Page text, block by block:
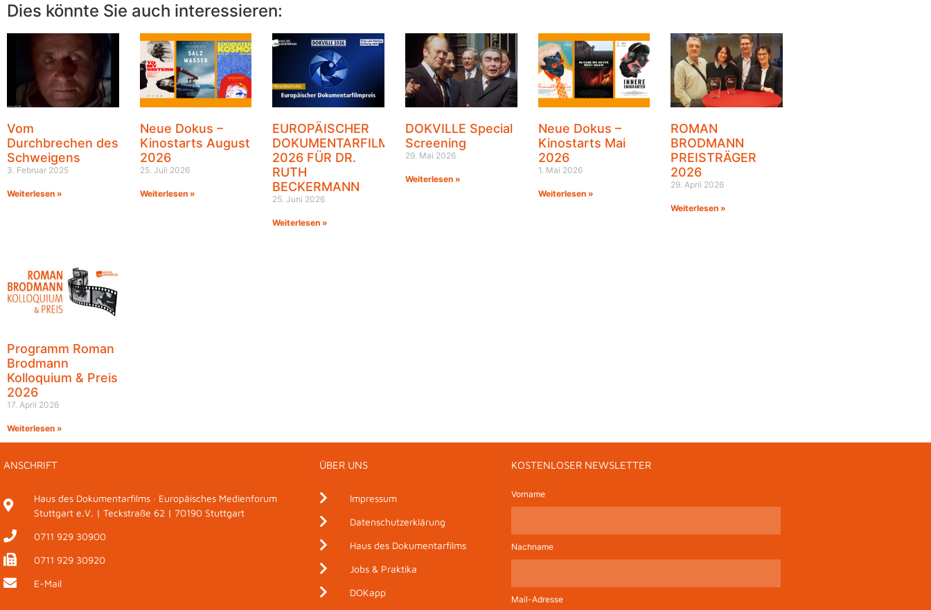
Dies könnte Sie auch interessieren:
Vom
Durchbrechen des
Schweigens
3. Februar 2025
Weiterlesen »
Neue Dokus –
Kinostarts August
2026
25. Juli 2026
Weiterlesen »
EUROPÄISCHER
DOKUMENTARFILMPREIS
2026 FÜR DR.
RUTH
BECKERMANN
25. Juni 2026
Weiterlesen »
DOKVILLE Special
Screening
29. Mai 2026
Weiterlesen »
Neue Dokus –
Kinostarts Mai
2026
1. Mai 2026
Weiterlesen »
ROMAN
BRODMANN
PREISTRÄGER
2026
29. April 2026
Weiterlesen »
Programm Roman
Brodmann
Kolloquium & Preis
2026
17. April 2026
Weiterlesen »
ANSCHRIFT
Haus des Dokumentarfilms · Europäisches Medienforum
Stuttgart e.V. | Teckstraße 62 | 70190 Stuttgart
0711 929 30900
0711 929 30920
E-Mail
ÜBER UNS
Impressum
Datenschutzerklärung
Haus des Dokumentarfilms
Jobs & Praktika
DOKapp
KOSTENLOSER NEWSLETTER
Vorname
Nachname
Mail-Adresse